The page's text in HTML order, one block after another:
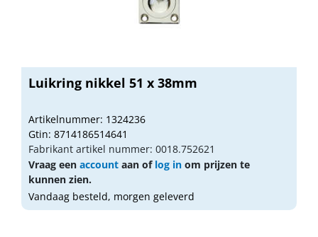
Luikring nikkel 51 x 38mm
Artikelnummer: 1324236
Gtin: 8714186514641
Fabrikant artikel nummer: 0018.752621
Vraag een account aan of log in om prijzen te
kunnen zien.
Vandaag besteld, morgen geleverd